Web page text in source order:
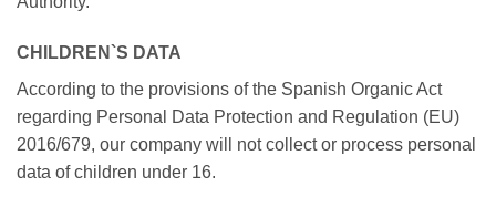
CHILDREN`S DATA
According to the provisions of the Spanish Organic Act
regarding Personal Data Protection and Regulation (EU)
2016/679, our company will not collect or process personal
data of children under 16.